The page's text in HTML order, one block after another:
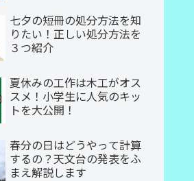
七夕の短冊の処分方法を知
りたい！正しい処分方法を
３つ紹介
夏休みの工作は木工がオス
スメ！小学生に人気のキッ
トを大公開！
春分の日はどうやって計算
するの？天文台の発表をふ
まえ解説します